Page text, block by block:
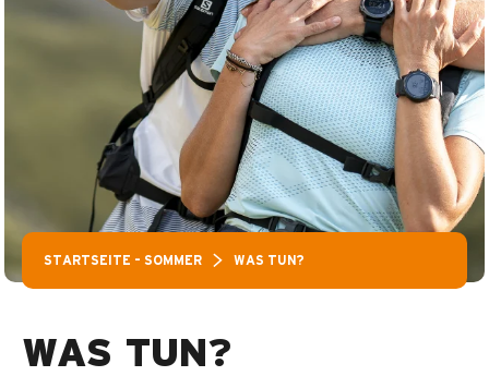
STARTSEITE – SOMMER WAS TUN?
WAS TUN?